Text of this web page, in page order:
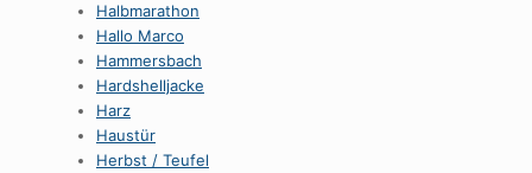
Halbmarathon
Hallo Marco
Hammersbach
Hardshelljacke
Harz
Haustür
Herbst / Teufel